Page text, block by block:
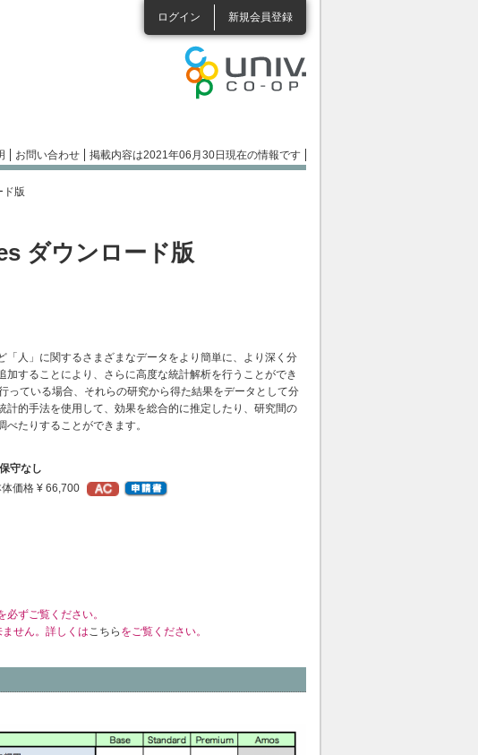
ログイン 新規会員登録
お問い合わせ 掲載内容は2021年06月30日現在の情報です
ド版
ダウンロード版
人」に関するさまざまなデータをより簡単に、より深く分
することにより、さらに高度な統計解析を行うことができ
っている場合、それらの研究から得た結果をデータとして分
的手法を使用して、効果を総合的に推定したり、研究間の
たりすることができます。
保守なし
体価格 ¥ 66,700
ずご覧ください。
せん。詳しくはこちら をご覧ください。